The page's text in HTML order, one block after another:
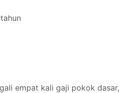
empat kali gaji pokok dasar,